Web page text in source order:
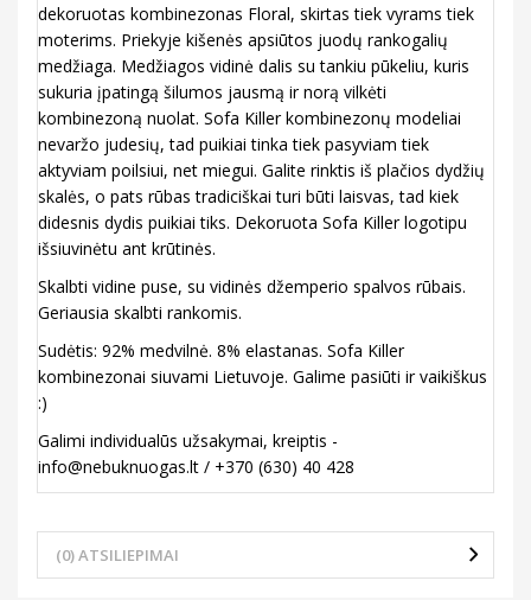
dekoruotas kombinezonas Floral, skirtas tiek vyrams tiek
moterims. Priekyje kišenės apsiūtos juodų rankogalių
medžiaga. Medžiagos vidinė dalis su tankiu pūkeliu, kuris
sukuria įpatingą šilumos jausmą ir norą vilkėti
kombinezoną nuolat. Sofa Killer kombinezonų modeliai
nevaržo judesių, tad puikiai tinka tiek pasyviam tiek
aktyviam poilsiui, net miegui. Galite rinktis iš plačios dydžių
skalės, o pats rūbas tradiciškai turi būti laisvas, tad kiek
didesnis dydis puikiai tiks. Dekoruota Sofa Killer logotipu
išsiuvinėtu ant krūtinės.
Skalbti vidine puse, su vidinės džemperio spalvos rūbais.
Geriausia skalbti rankomis.
Sudėtis: 92% medvilnė. 8% elastanas. Sofa Killer
kombinezonai siuvami Lietuvoje. Galime pasiūti ir vaikiškus
:)
Galimi individualūs užsakymai, kreiptis -
info@nebuknuogas.lt / +370 (630) 40 428
(0) ATSILIEPIMAI